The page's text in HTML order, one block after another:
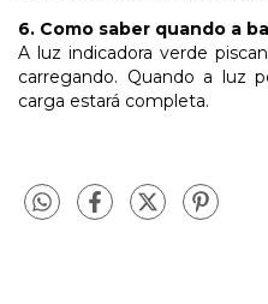
6. Como saber quando a
A luz indicadora verde
carregando. Quando a luz
carga estará completa.